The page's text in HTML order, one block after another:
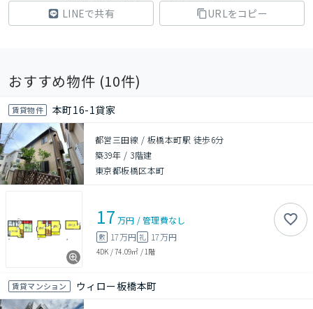
LINEで共有
URLをコピー
おすすめ物件 (10件)
賃貸物件 本町16-1貸家
都営三田線 / 板橋本町駅 徒歩6分
築39年 / 3階建
東京都板橋区本町
17 万円 /管理費なし
敷 17万円 礼 17万円
4DK /74.09㎡ / 1階
賃貸マンション ウィロー板橋本町